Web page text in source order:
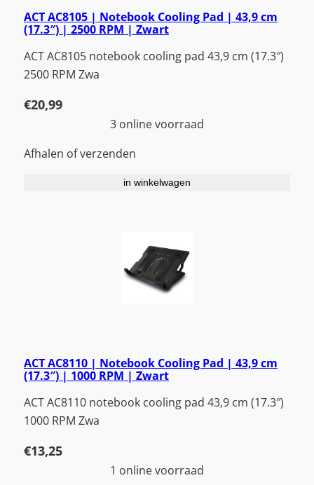
ACT AC8105 | Notebook Cooling Pad | 43,9 cm
(17.3″) | 2500 RPM | Zwart
ACT AC8105 notebook cooling pad 43,9 cm (17.3″)
2500 RPM Zwa
€20,99
3 online voorraad
Afhalen of verzenden
in winkelwagen
ACT AC8110 | Notebook Cooling Pad | 43,9 cm
(17.3″) | 1000 RPM | Zwart
ACT AC8110 notebook cooling pad 43,9 cm (17.3″)
1000 RPM Zwa
€13,25
1 online voorraad